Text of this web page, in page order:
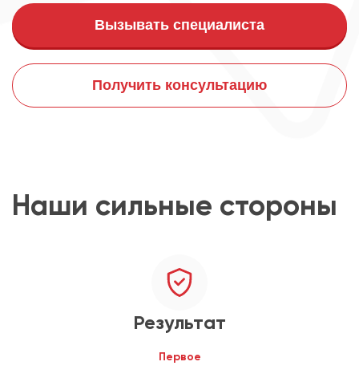
Вызывать специалиста
Получить консультацию
Наши сильные стороны
Результат
Первое